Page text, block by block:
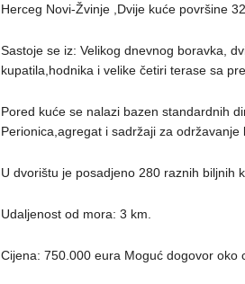
Herceg Novi-Žvinje ,Dvije kuće površine
Sastoje se iz: Velikog dnevnog boravka,
kupatila,hodnika i velike četiri terase sa
Pored kuće se nalazi bazen standardnih
Perionica,agregat i sadržaji za održavanje
U dvorištu je posadjeno 280 raznih biljnih
Udaljenost od mora: 3 km.
Cijena: 750.000 eura Moguć dogovor